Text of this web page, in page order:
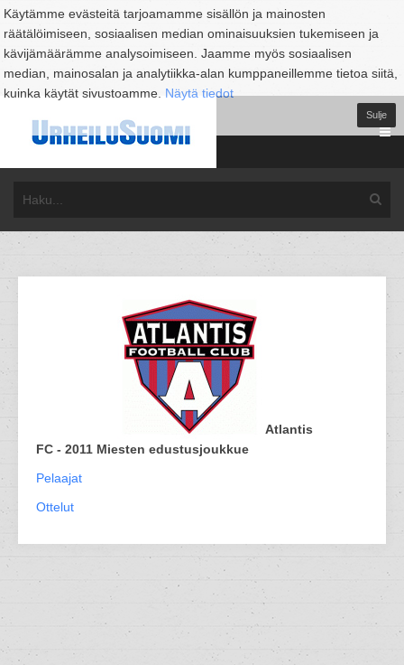
Käytämme evästeitä tarjoamamme sisällön ja mainosten
räätälöimiseen, sosiaalisen median ominaisuuksien tukemiseen ja
kävijämäärämme analysoimiseen. Jaamme myös sosiaalisen
median, mainosalan ja analytiikka-alan kumppaneillemme tietoa siitä,
kuinka käytät sivustoamme. Näytä tiedot
Sulje
Atlantis
FC - 2011 Miesten edustusjoukkue
Pelaajat
Ottelut